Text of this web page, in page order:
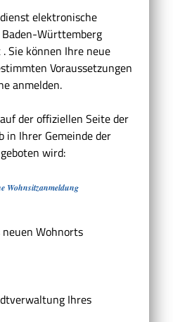
elektronische
Württemberg
Sie können Ihre neue
Voraussetzungen
anmelden.
der offiziellen Seite der
in Ihrer Gemeinde der
wird:
Wohnsitzanmeldung
Wohnorts
Ihres